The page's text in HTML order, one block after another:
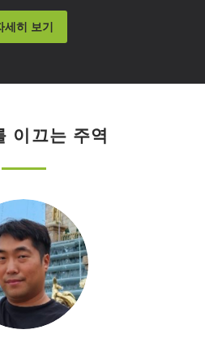
세히 보기
이끄는 주역